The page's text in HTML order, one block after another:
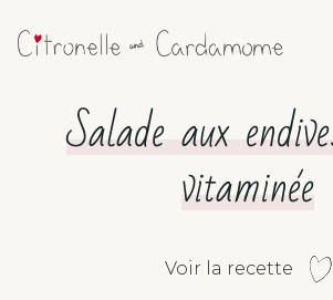
Salade aux
vitaminée
Voir la recette